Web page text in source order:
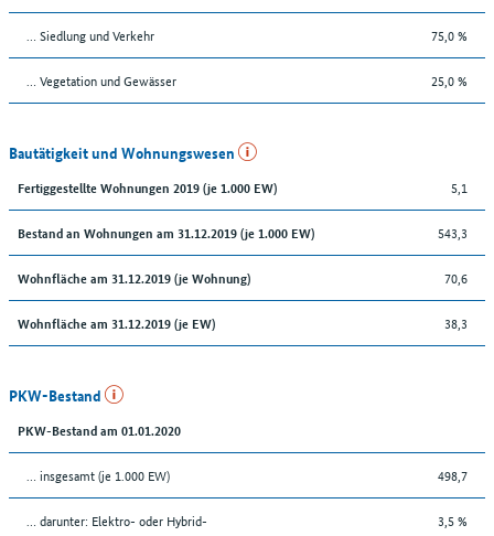
… Siedlung und Verkehr 75,0 %
… Vegetation und Gewässer 25,0 %
Bautätigkeit und Wohnungswesen
Fertiggestellte Wohnungen 2019 (je 1.000 EW) 5,1
Bestand an Wohnungen am 31.12.2019 (je 1.000 EW) 543,3
Wohnfläche am 31.12.2019 (je Wohnung) 70,6
Wohnfläche am 31.12.2019 (je EW) 38,3
PKW-Bestand
PKW-Bestand am 01.01.2020
… insgesamt (je 1.000 EW) 498,7
… darunter: Elektro- oder Hybrid-
3,5 %